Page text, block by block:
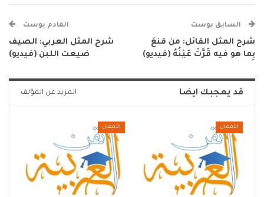
السابق بوست
شرح المثل القائل: من قنعَ
بِما هو فيه قَرَّتْ عَيْنُهُ (فيديو)
القادم بوست
شرح المثل العربي: الصيف
ضيعت اللبن (فيديو)
قد يعجبك ايضا المزيد عن المؤلف
الأفعال الأفعال